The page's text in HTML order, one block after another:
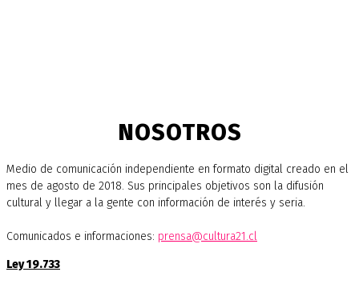
NOSOTROS
Medio de comunicación independiente en formato digital creado en el
mes de agosto de 2018. Sus principales objetivos son la difusión
cultural y llegar a la gente con información de interés y seria.
Comunicados e informaciones: prensa@cultura21.cl
Ley 19.733